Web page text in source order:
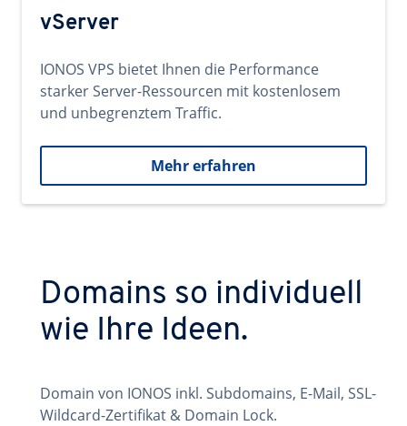
vServer
IONOS VPS bietet Ihnen die Performance
starker Server-Ressourcen mit kostenlosem
und unbegrenztem Traffic.
Mehr erfahren
Domains so individuell
wie Ihre Ideen.
Domain von IONOS inkl. Subdomains, E-Mail, SSL-
Wildcard-Zertifikat & Domain Lock.